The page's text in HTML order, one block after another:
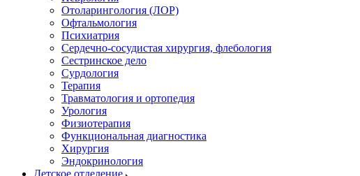
Отоларингология (ЛОР)
Офтальмология
Психиатрия
Сердечно-сосудистая хирургия, флебология
Сестринское дело
Сурдология
Терапия
Травматология и ортопедия
Урология
Физиотерапия
Функциональная диагностика
Хирургия
Эндокринология
Детское отделение